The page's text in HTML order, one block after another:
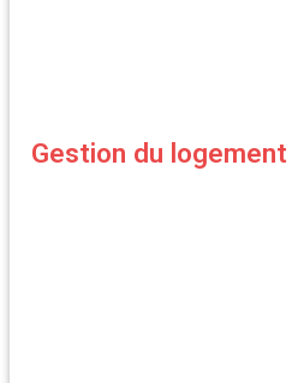
Gestion du logement